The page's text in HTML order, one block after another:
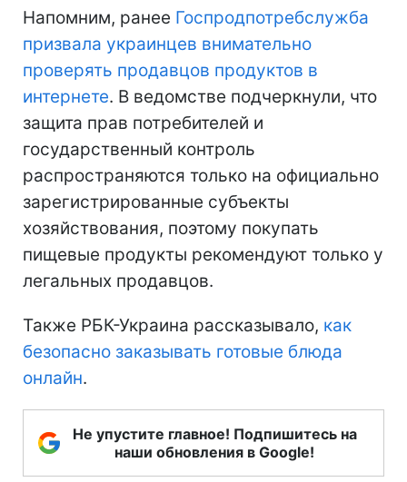
Напомним, ранее Госпродпотребслужба
призвала украинцев внимательно
проверять продавцов продуктов в
интернете. В ведомстве подчеркнули, что
защита прав потребителей и
государственный контроль
распространяются только на официально
зарегистрированные субъекты
хозяйствования, поэтому покупать
пищевые продукты рекомендуют только у
легальных продавцов.
Также РБК-Украина рассказывало, как
безопасно заказывать готовые блюда
онлайн.
Не упустите главное! Подпишитесь на
наши обновления в Google!